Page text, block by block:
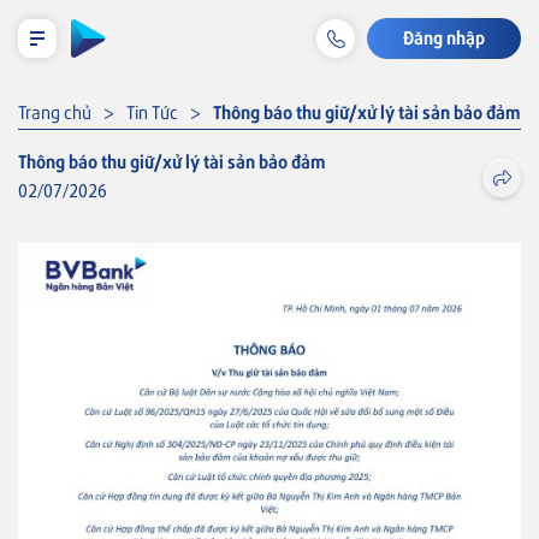
Cá nhân
Tiết kiệm & Đầu tư
Khoản vay
Bảo hiểm liên kết
Đăng nhập
Trang chủ Tin Tức Thông báo thu giữ/xử lý tài sản bảo đảm
Thông báo thu giữ/xử lý tài sản bảo đảm
02/07/2026
Thẻ VISA